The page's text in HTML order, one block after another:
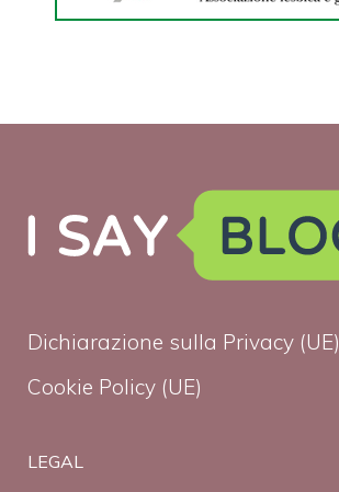
Dichiarazione sulla Privacy (UE)
Cookie Policy (UE)
LEGAL